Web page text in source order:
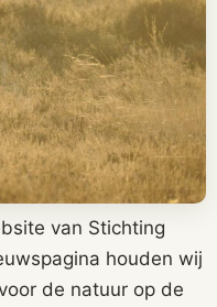
van Stichting
houden wij
de natuur op de